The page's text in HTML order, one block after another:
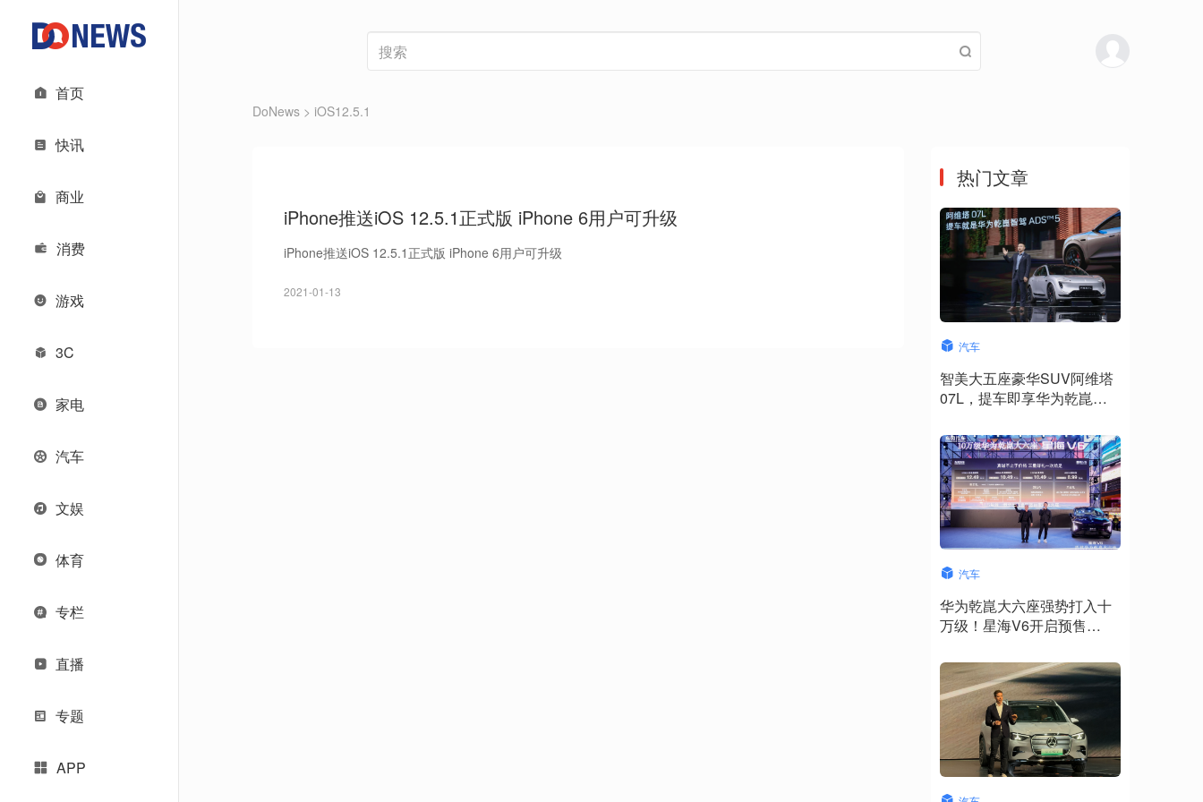
首页
快讯
商业
消费
游戏
3C
家电
汽车
文娱
体育
专栏
直播
专题
APP
DoNews > iOS12.5.1
iPhone推送iOS 12.5.1正式版 iPhone 6用户可升级
iPhone推送iOS 12.5.1正式版 iPhone 6用户可升级
2021-01-13
热门文章
汽车
智美大五座豪华SUV阿维塔
07L，提车即享华为乾崑智
汽车
华为乾崑大六座强势打入十
万级！星海V6开启预售